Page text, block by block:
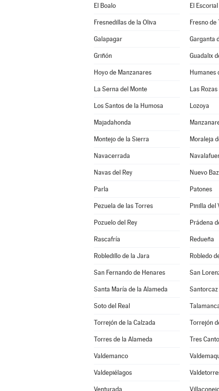
El Boalo El Escorial
Fresnedillas de la Oliva Fresno de
Galapagar Garganta
Griñón Guadalix
Hoyo de Manzanares Humanes
La Serna del Monte Las
Los Santos de la Humosa Lozoya
Majadahonda
Montejo de la Sierra Moraleja
Navacerrada
Navas del Rey Nuevo
Parla Patones
Pezuela de las Torres Pinilla del
Pozuelo del Rey Prádena
Rascafría Redueña
Robledillo de la Jara Robledo
San Fernando de Henares San
Santa María de la Alameda Santorcaz
Soto del Real
Torrejón de la Calzada Torrejón
Torres de la Alameda Tres
Valdemanco
Valdepiélagos
Venturada